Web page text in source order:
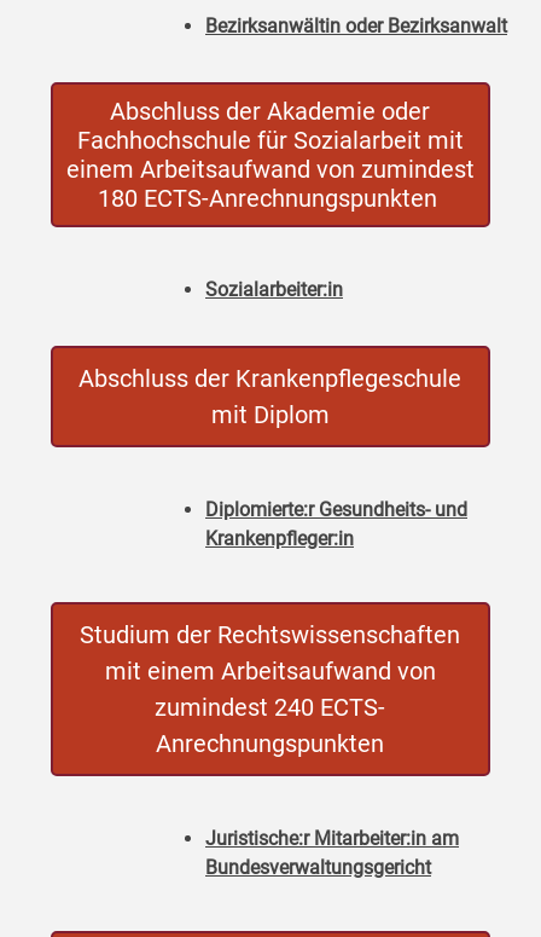
Bezirksanwältin oder Bezirksanwalt
Abschluss der Akademie oder
Fachhochschule für Sozialarbeit mit
einem Arbeitsaufwand von zumindest
180 ECTS-Anrechnungspunkten
Sozialarbeiter:in
Abschluss der Krankenpflegeschule
mit Diplom
Diplomierte:r Gesundheits- und
Krankenpfleger:in
Studium der Rechtswissenschaften
mit einem Arbeitsaufwand von
zumindest 240 ECTS-
Anrechnungspunkten
Juristische:r Mitarbeiter:in am
Bundesverwaltungsgericht